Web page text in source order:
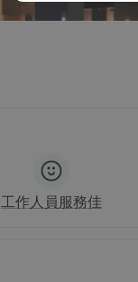
工作人員服務佳